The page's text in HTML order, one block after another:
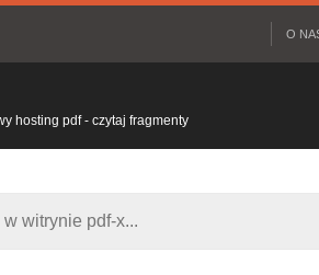
O
hosting pdf - czytaj fragmenty